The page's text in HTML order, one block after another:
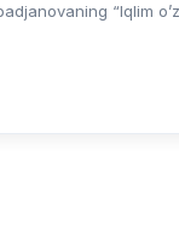
“Iqlim